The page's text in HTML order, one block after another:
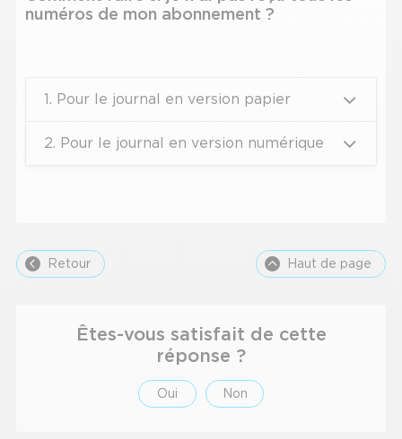
la
numéros de mon abonnement ?
1. Pour le journal en version papier
2. Pour le journal en version numérique
Retour Haut de page
Êtes-vous satisfait de cette
réponse ?
Oui Non